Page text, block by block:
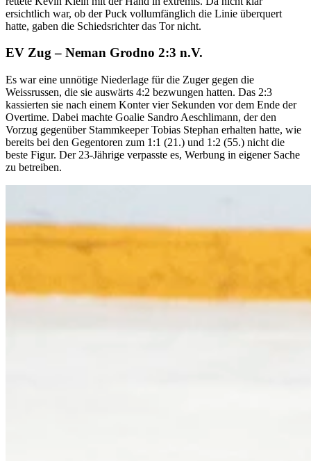
ersichtlich war, ob der Puck vollumfänglich die Linie überquert
hatte, gaben die Schiedsrichter das Tor nicht.
EV Zug – Neman Grodno 2:3 n.V.
Es war eine unnötige Niederlage für die Zuger gegen die
Weissrussen, die sie auswärts 4:2 bezwungen hatten. Das 2:3
kassierten sie nach einem Konter vier Sekunden vor dem Ende der
Overtime. Dabei machte Goalie Sandro Aeschlimann, der den
Vorzug gegenüber Stammkeeper Tobias Stephan erhalten hatte, wie
bereits bei den Gegentoren zum 1:1 (21.) und 1:2 (55.) nicht die
beste Figur. Der 23-Jährige verpasste es, Werbung in eigener Sache
zu betreiben.